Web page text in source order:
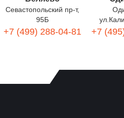
Севастопольский пр-т,
95Б
+7 (499) 288-04-81 +7